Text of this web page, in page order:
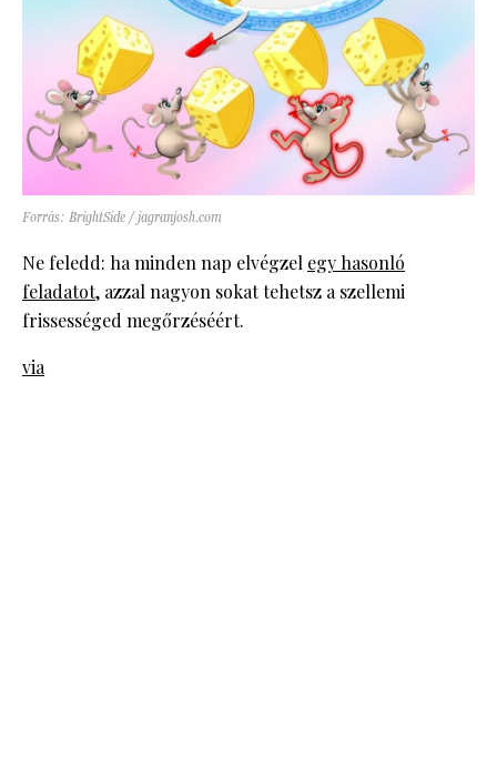
Forrás: BrightSide / jagranjosh.com
Ne feledd: ha minden nap elvégzel egy hasonló
feladatot, azzal nagyon sokat tehetsz a szellemi
frissességed megőrzéséért.
via